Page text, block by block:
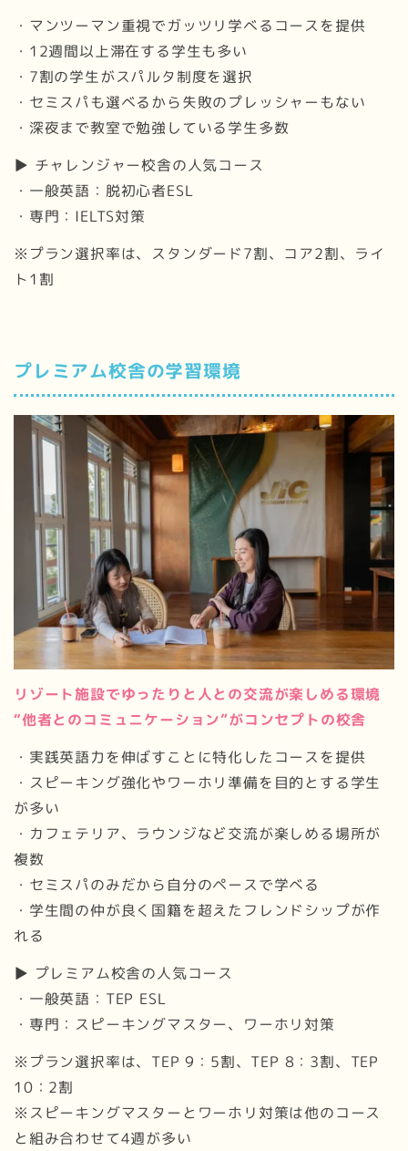
・マンツーマン重視でガッツリ学べるコースを提供
・12週間以上滞在する学生も多い
・7割の学生がスパルタ制度を選択
・セミスパも選べるから失敗のプレッシャーもない
・深夜まで教室で勉強している学生多数
▶ チャレンジャー校舎の人気コース
・一般英語：脱初心者ESL
・専門：IELTS対策
※プラン選択率は、スタンダード7割、コア2割、ライ
ト1割
プレミアム校舎の学習環境
リゾート施設でゆったりと人との交流が楽しめる環境
“他者とのコミュニケーション”がコンセプトの校舎
・実践英語力を伸ばすことに特化したコースを提供
・スピーキング強化やワーホリ準備を目的とする学生
が多い
・カフェテリア、ラウンジなど交流が楽しめる場所が
複数
・セミスパのみだから自分のペースで学べる
・学生間の仲が良く国籍を超えたフレンドシップが作
れる
▶ プレミアム校舎の人気コース
・一般英語：TEP ESL
・専門：スピーキングマスター、ワーホリ対策
※プラン選択率は、TEP 9：5割、TEP 8：3割、TEP
10：2割
※スピーキングマスターとワーホリ対策は他のコース
と組み合わせて4週が多い